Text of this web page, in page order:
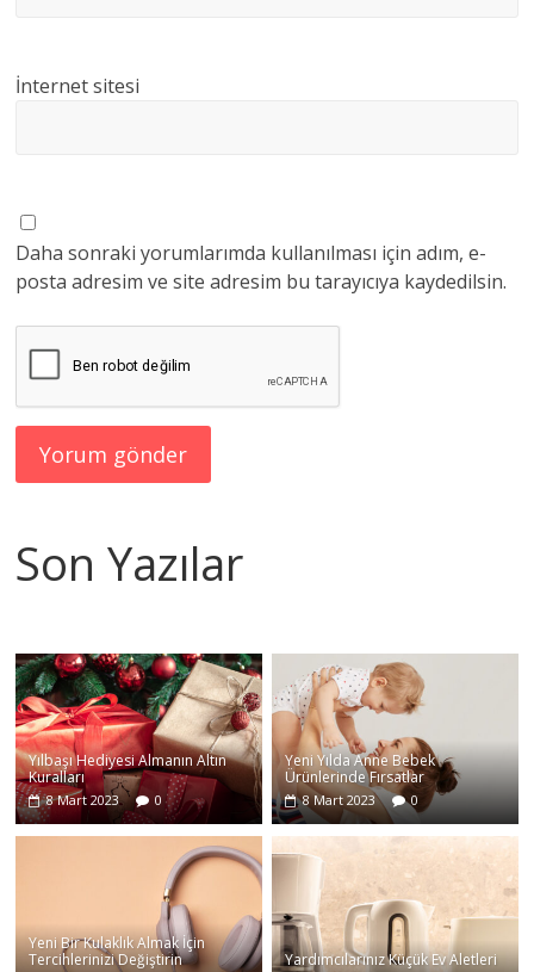
İnternet sitesi
Daha sonraki yorumlarımda kullanılması için adım, e-
posta adresim ve site adresim bu tarayıcıya kaydedilsin.
Son Yazılar
Yılbaşı Hediyesi Almanın Altın
Kuralları
8 Mart 2023 0
Yeni Yılda Anne Bebek
Ürünlerinde Fırsatlar
8 Mart 2023 0
Yeni Bir Kulaklık Almak İçin
Tercihlerinizi Değiştirin
Yardımcılarınız Küçük Ev Aletleri